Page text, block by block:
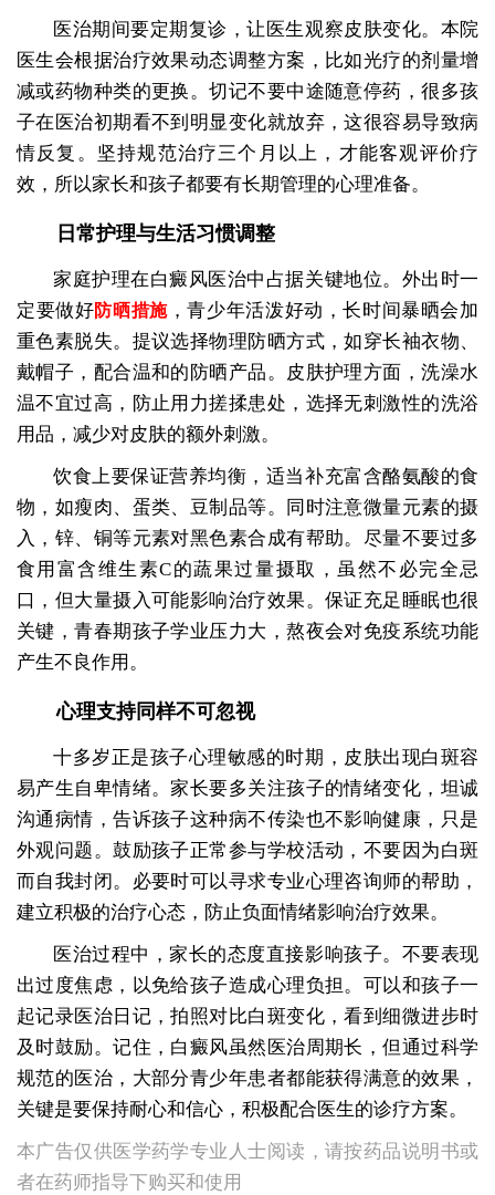
医治期间要定期复诊，让医生观察皮肤变化。本院
医生会根据治疗效果动态调整方案，比如光疗的剂量增
减或药物种类的更换。切记不要中途随意停药，很多孩
子在医治初期看不到明显变化就放弃，这很容易导致病
情反复。坚持规范治疗三个月以上，才能客观评价疗
效，所以家长和孩子都要有长期管理的心理准备。
日常护理与生活习惯调整
家庭护理在白癜风医治中占据关键地位。外出时一
定要做好防晒措施，青少年活泼好动，长时间暴晒会加
重色素脱失。提议选择物理防晒方式，如穿长袖衣物、
戴帽子，配合温和的防晒产品。皮肤护理方面，洗澡水
温不宜过高，防止用力搓揉患处，选择无刺激性的洗浴
用品，减少对皮肤的额外刺激。
饮食上要保证营养均衡，适当补充富含酪氨酸的食
物，如瘦肉、蛋类、豆制品等。同时注意微量元素的摄
入，锌、铜等元素对黑色素合成有帮助。尽量不要过多
食用富含维生素C的蔬果过量摄取，虽然不必完全忌
口，但大量摄入可能影响治疗效果。保证充足睡眠也很
关键，青春期孩子学业压力大，熬夜会对免疫系统功能
产生不良作用。
心理支持同样不可忽视
十多岁正是孩子心理敏感的时期，皮肤出现白斑容
易产生自卑情绪。家长要多关注孩子的情绪变化，坦诚
沟通病情，告诉孩子这种病不传染也不影响健康，只是
外观问题。鼓励孩子正常参与学校活动，不要因为白斑
而自我封闭。必要时可以寻求专业心理咨询师的帮助，
建立积极的治疗心态，防止负面情绪影响治疗效果。
医治过程中，家长的态度直接影响孩子。不要表现
出过度焦虑，以免给孩子造成心理负担。可以和孩子一
起记录医治日记，拍照对比白斑变化，看到细微进步时
及时鼓励。记住，白癜风虽然医治周期长，但通过科学
规范的医治，大部分青少年患者都能获得满意的效果，
关键是要保持耐心和信心，积极配合医生的诊疗方案。
本广告仅供医学药学专业人士阅读，请按药品说明书或
者在药师指导下购买和使用